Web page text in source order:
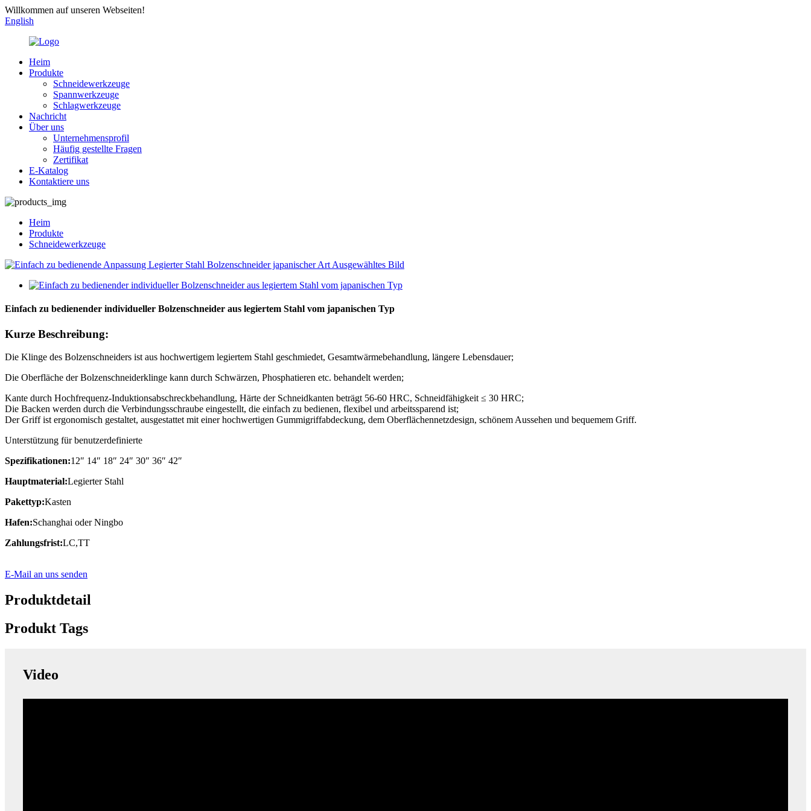
Willkommen auf unseren Webseiten!
English
Heim
Produkte
Schneidewerkzeuge
Spannwerkzeuge
Schlagwerkzeuge
Nachricht
Über uns
Unternehmensprofil
Häufig gestellte Fragen
Zertifikat
E-Katalog
Kontaktiere uns
Heim
Produkte
Schneidewerkzeuge
Einfach zu bedienender individueller Bolzenschneider aus legiertem Stahl vom japanischen Typ
Kurze Beschreibung:
Die Klinge des Bolzenschneiders ist aus hochwertigem legiertem Stahl geschmiedet, Gesamtwärmebehandlung, längere Lebensdauer;
Die Oberfläche der Bolzenschneiderklinge kann durch Schwärzen, Phosphatieren etc. behandelt werden;
Kante durch Hochfrequenz-Induktionsabschreckbehandlung, Härte der Schneidkanten beträgt 56-60 HRC, Schneidfähigkeit ≤ 30 HRC;
Die Backen werden durch die Verbindungsschraube eingestellt, die einfach zu bedienen, flexibel und arbeitssparend ist;
Der Griff ist ergonomisch gestaltet, ausgestattet mit einer hochwertigen Gummigriffabdeckung, dem Oberflächennetzdesign, schönem Aussehen und bequemem Griff.
Unterstützung für benutzerdefinierte
Spezifikationen:12″ 14″ 18″ 24″ 30″ 36″ 42″
Hauptmaterial:Legierter Stahl
Pakettyp:Kasten
Hafen:Schanghai oder Ningbo
Zahlungsfrist:LC,TT
E-Mail an uns senden
Produktdetail
Produkt Tags
Video